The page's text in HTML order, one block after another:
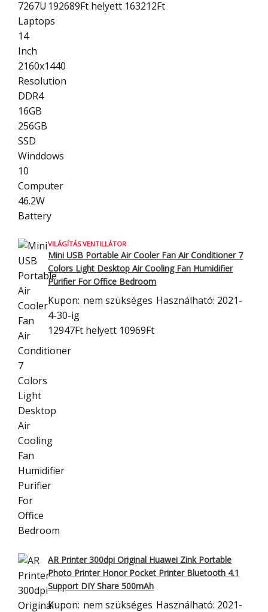
192689Ft helyett 163212Ft
VILÁGÍTÁS VENTILLÁTOR
Mini USB Portable Air Cooler Fan Air Conditioner 7
Colors Light Desktop Air Cooling Fan Humidifier
Purifier For Office Bedroom
Kupon: nem szükséges Használható: 2021-
4-30-ig
12947Ft helyett 10969Ft
AR Printer 300dpi Original Huawei Zink Portable
Photo Printer Honor Pocket Printer Bluetooth 4.1
Support DIY Share 500mAh
Kupon: nem szükséges Használható: 2021-